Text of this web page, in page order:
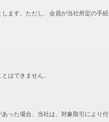
ます。ただし、会員が当社所定の手続
はできません。
った場合、当社は、対象取引により付